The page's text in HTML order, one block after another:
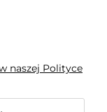
naszej Polityce